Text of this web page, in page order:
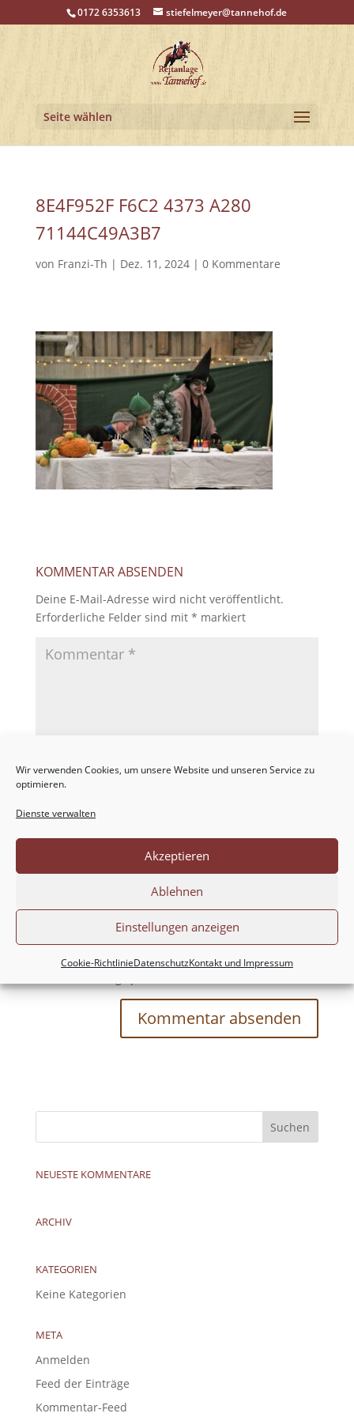
Wir verwenden Cookies, um unsere Website und unseren Service zu
optimieren.
Dienste verwalten
Akzeptieren
Ablehnen
Einstellungen anzeigen
Cookie-RichtlinieDatenschutzKontakt und Impressum
0172 6353613 stiefelmeyer@tannehof.de
Seite wählen
8E4F952F F6C2 4373 A280
71144C49A3B7
von Franzi-Th | Dez. 11, 2024| 0 Kommentare
KOMMENTAR ABSENDEN
Deine E-Mail-Adresse wird nicht veröffentlicht.
Erforderliche Felder sind mit * markiert
Meinen Namen, meine E-Mail-Adresse und
meine Website in diesem Browser für die nächste
NEUESTE KOMMENTARE
ARCHIV
KATEGORIEN
Keine Kategorien
META
Anmelden
Feed der Einträge
Kommentar-Feed